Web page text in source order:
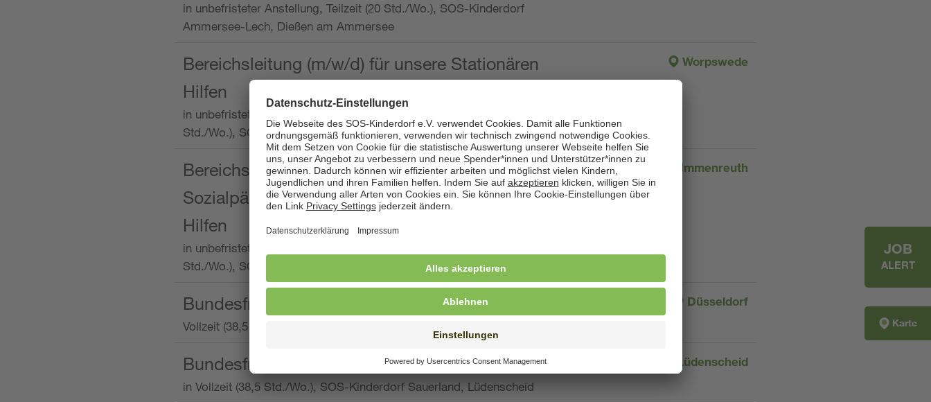
in unbefristeter Anstellung, Teilzeit (20 Std./Wo.), SOS-Kinderdorf
Ammersee-Lech, Dießen am Ammersee
Bereichsleitung (m/w/d) für unsere Stationären
Hilfen
in unbefristeter Anstellung, Vollzeit oder Teilzeit (mind. 30 - max. 38,5
Std./Wo.), SOS-Kinderdorf Worpswede,
Worpswede
Bereichsleitung mit der Qualifikation als
Sozialpädagogin (m/w/d) und die Ambulanten
Hilfen
in unbefristeter Anstellung, Vollzeit oder Teilzeit (min. 34 bis max. 38,5
Std./Wo.), SOS-Kinderdorf Oberpfalz, Immenreuth
Immenreuth
Bundesfreiwilligendienst
Vollzeit (38,5 Stunden pro Woche), SOS-Kinderdorf Düsseldorf
Düsseldorf
Bundesfreiwilligendienst
in Vollzeit (38,5 Std./Wo.), SOS-Kinderdorf Sauerland, Lüdenscheid
Lüdenscheid
JOB
ALERT
Karte